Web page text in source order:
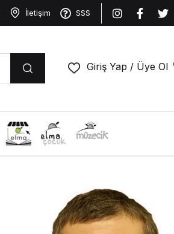
İletişim SSS
Giriş Yap / Üye Ol